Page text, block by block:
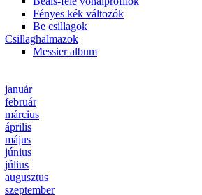
Fé­nyes kék vál­to­zók
Be csil­la­gok
Csil­lag­hal­ma­zok
Mes­si­er al­bum
ja­nu­ár
feb­ru­ár
már­ci­us
áp­ri­lis
má­jus
jú­ni­us
jú­li­us
au­gusz­tus
szep­tem­ber